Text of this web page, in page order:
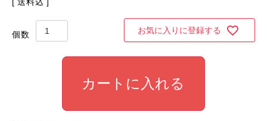
お気に入りに登録する
カートに入れる